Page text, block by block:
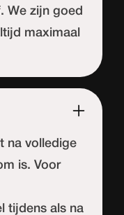
We zijn goed
maximaal
na volledige
is. Voor
tijdens als na